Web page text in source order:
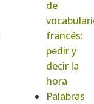
de
francés:
pedir y
decir la
hora
Palabras